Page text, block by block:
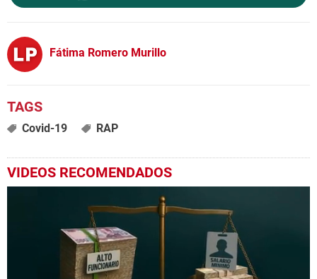
Fátima Romero Murillo
Covid-19 RAP
VIDEOS RECOMENDADOS